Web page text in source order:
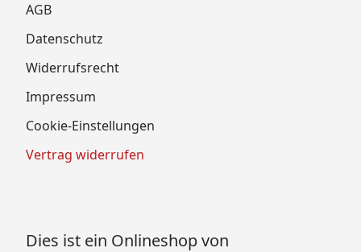
AGB
Datenschutz
Widerrufsrecht
Impressum
Cookie-Einstellungen
Vertrag widerrufen
Dies ist ein Onlineshop von